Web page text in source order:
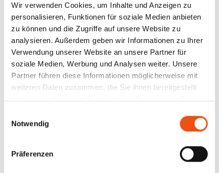
Wir verwenden Cookies, um Inhalte und Anzeigen zu
personalisieren, Funktionen für soziale Medien anbieten
zu können und die Zugriffe auf unsere Website zu
analysieren. Außerdem geben wir Informationen zu Ihrer
Verwendung unserer Website an unsere Partner für
soziale Medien, Werbung und Analysen weiter. Unsere
Partner führen diese Informationen möglicherweise mit
weiteren Daten zusammen, die Sie ihnen bereitgestellt
haben oder die sie im Rahmen Ihrer Nutzung der Dienste
Notwendig
Präferenzen
situationsabhängig die Sicht aller
Branchenakteur:innen in ihrer Gesamtheit zu
reflektieren. Das Forum versteht sich nicht als
Dachverband der Branche. Vielmehr werden
gemeinsame Themen gemeinschaftlich nach außen
getragen, wobei jeder Verband dabei vorrangig die
Interessen seiner Mitglieder vertritt und für diese
spricht. Das Forum Musikwirtschaft ist dem
der Branche nach den Grundsätzen ökonomischer
und ökologischer Nachhaltigkeit.